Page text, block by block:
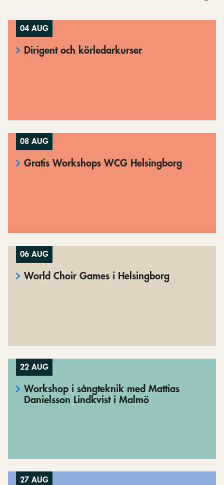
04 AUG
Dirigent och körledarkurser
08 AUG
Gratis Workshops WCG Helsingborg
06 AUG
World Choir Games i Helsingborg
22 AUG
Workshop i sångteknik med Mattias
Danielsson Lindkvist i Malmö
27 AUG